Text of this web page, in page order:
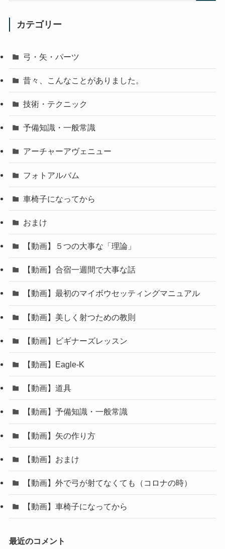
カテゴリー
弓・矢・パーツ
昔々、こんなことがありました。
技術・テクニック
予備知識・一般常識
アーチャーアヴェニュー
フォトアルバム
車椅子になってから
おまけ
【動画】５つの大事な「理論」
【動画】合宿一週間で大事な話
【動画】最初のマイボウセッティングマニュアル
【動画】美しく射つための教則
【動画】ビギナーズレッスン
【動画】Eagle-K
【動画】道具
【動画】予備知識・一般常識
【動画】矢の作り方
【動画】おまけ
【動画】外で弓が射てなくても（コロナの時）
【動画】車椅子になってから
最近のコメント